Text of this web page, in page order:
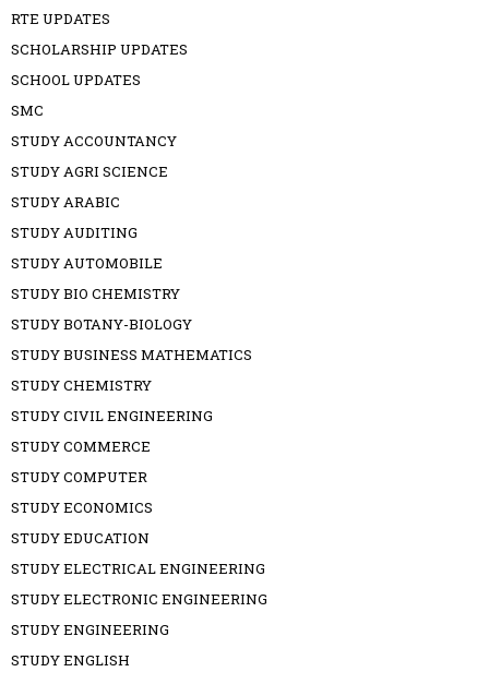
RTE UPDATES
SCHOLARSHIP UPDATES
SCHOOL UPDATES
SMC
STUDY ACCOUNTANCY
STUDY AGRI SCIENCE
STUDY ARABIC
STUDY AUDITING
STUDY AUTOMOBILE
STUDY BIO CHEMISTRY
STUDY BOTANY-BIOLOGY
STUDY BUSINESS MATHEMATICS
STUDY CHEMISTRY
STUDY CIVIL ENGINEERING
STUDY COMMERCE
STUDY COMPUTER
STUDY ECONOMICS
STUDY EDUCATION
STUDY ELECTRICAL ENGINEERING
STUDY ELECTRONIC ENGINEERING
STUDY ENGINEERING
STUDY ENGLISH